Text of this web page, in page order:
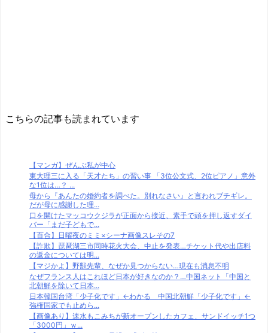
こちらの記事も読まれています
【マンガ】ぜんぶ私が中心
東大理三に入る「天才たち」の習い事 「3位公文式、2位ピアノ」意外
な1位は…？ ...
母から『あんたの婚約者を調べた。別れなさい』と言われブチギレ。
だが母に感謝した理...
口を開けたマッコウクジラが正面から接近、素手で頭を押し返すダイ
バー「まだ子どもで...
【百合】日曜夜のミミ×シーナ画像スレその7
【詐欺】琵琶湖三市同時花火大会、中止を発表…チケット代や出店料
の返金については明...
【マジかよ】野獣先輩、なぜか見つからない…現在も消息不明
なぜフランス人はこれほど日本が好きなのか？…中国ネット「中国と
北朝鮮を除いて日本...
日本韓国台湾「少子化です」←わかる 中国北朝鮮「少子化です」←
強権国家でも止めら...
【画像あり】速水もこみちが新オープンしたカフェ、サンドイッチ1つ
「3000円」ｗ...